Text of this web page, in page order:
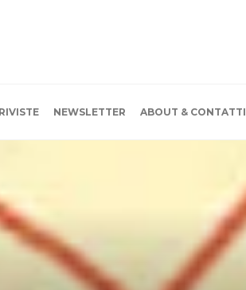
RIVISTE NEWSLETTER ABOUT & CONTATTI